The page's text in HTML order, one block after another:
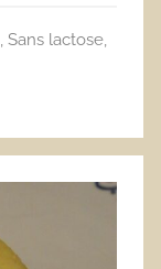
Sans lactose,